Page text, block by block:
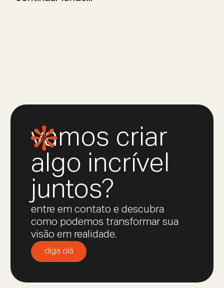
vamos criar
algo incrível
juntos?
entre em contato e descubra
como podemos transformar sua
visão em realidade.
diga olá